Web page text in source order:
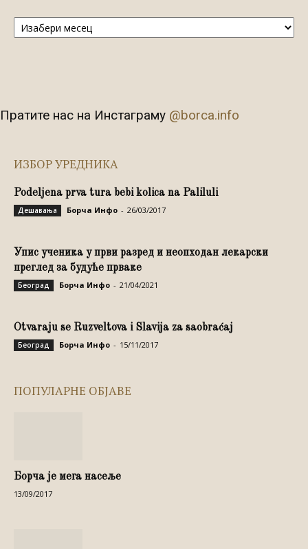
Архива
Пратите нас на Инстаграму @borca.info
ИЗБОР УРЕДНИКА
Podeljena prva tura bebi kolica na Paliluli
Дешавања Борча Инфо - 26/03/2017
Упис ученика у први разред и неопходан лекарски
преглед за будуће прваке
Београд Борча Инфо - 21/04/2021
Otvaraju se Ruzveltova i Slavija za saobraćaj
Београд Борча Инфо - 15/11/2017
ПОПУЛАРНЕ ОБЈАВЕ
Борча је мега насеље
13/09/2017